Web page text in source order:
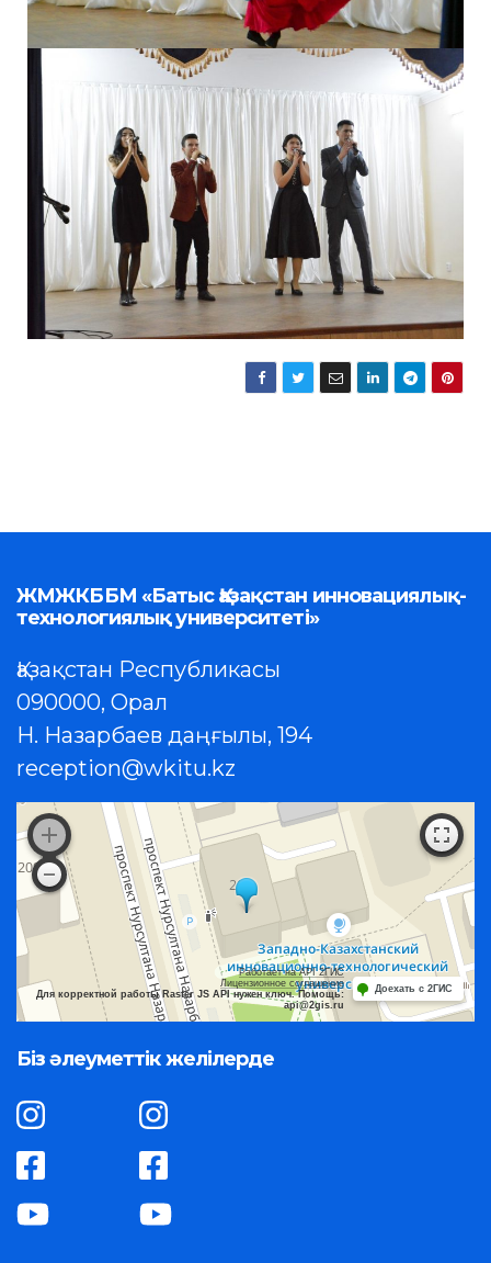
ЖМЖКББМ «Батыс Қазақстан инновациялық-
технологиялық университеті»
Қазақстан Республикасы
090000, Орал
Н. Назарбаев даңғылы, 194
reception@wkitu.kz
Работает на API 2ГИС
Лицензионное соглашение
Для корректной работы Raster JS API нужен ключ. Помощь:
api@2gis.ru
Доехать с 2ГИС
Біз әлеуметтік желілерде